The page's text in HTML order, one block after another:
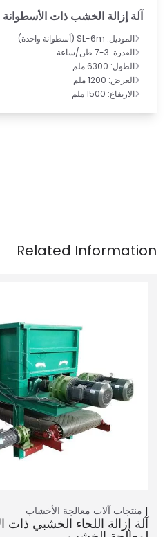
آلة إزالة الخشب ذات
الموديل: SL-6m (أسطوانة واحدة)
القدرة: 3-7 طن/ساعة
الطول: 6300 ملم
العرض: 1200 ملم
الارتفاع: 1500 ملم
منتجات آلات معالجة الأخشاب
آلة إزالة اللحاء الخشبي ذات